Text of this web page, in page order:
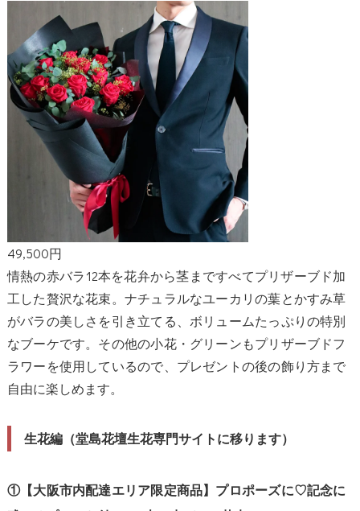
49,500円
情熱の赤バラ12本を花弁から茎まですべてプリザーブド加
工した贅沢な花束。ナチュラルなユーカリの葉とかすみ草
がバラの美しさを引き立てる、ボリュームたっぷりの特別
なブーケです。その他の小花・グリーンもプリザーブドフ
ラワーを使用しているので、プレゼントの後の飾り方まで
自由に楽しめます。
生花編（堂島花壇生花専門サイトに移ります）
①【大阪市内配達エリア限定商品】プロポーズに♡記念に